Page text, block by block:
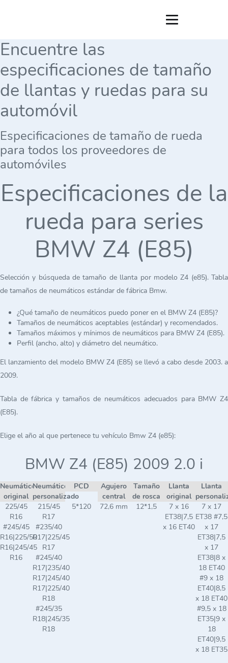
Encuentre las
especificaciones de tamaño
de llantas y ruedas para su
automóvil
Especificaciones de tamaño de rueda
para todos los proveedores de
automóviles
Especificaciones de la
rueda para series
BMW Z4 (E85)
Selección y búsqueda de tamaño de llanta por modelo Z4 (e85). Tabla
de tamaños de neumáticos estándar de fábrica Bmw.
¿Qué tamaño de neumáticos puedo poner en el BMW Z4 (E85)?
Tamaños de neumáticos aceptables (estándar) y recomendados.
Tamaños máximos y mínimos de neumáticos para BMW Z4 (E85).
Perfil (ancho, alto) y diámetro del neumático.
El lanzamiento del modelo BMW Z4 (E85) se llevó a cabo desde 2003. a
2009.
Tabla de fábrica y tamaños de neumáticos adecuados para BMW Z4
(E85).
Elige el año al que pertenece tu vehículo Bmw Z4 (e85):
BMW Z4 (E85) 2009 2.0 i
Neumático
original
Neumático
personalizado
PCD
Agujero
central
Tamaño
de rosca
Llanta
original
Llanta
225/45
R16
#245/45
R16|225/50
R16|245/45
R16
215/45
R17
#235/40
R17|225/45
R17
#245/40
R17|235/40
R17|245/40
R17|225/40
R18
#245/35
R18|245/35
R18
5*120 72,6 mm 12*1,5
7 x 16
ET38|7,5
x 16 ET40
7 x 17
ET38 #7,5
x 17
ET38|7,5
x 17
ET38|8 x
18 ET40
#9 x 18
ET40|8,5
x 18 ET40
#9,5 x 18
ET35|9 x
18
ET40|9,5
x 18 ET35